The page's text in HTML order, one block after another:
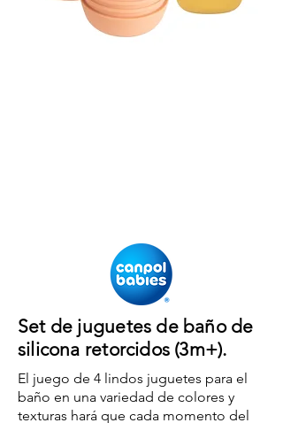
Set de juguetes de baño de
silicona retorcidos (3m+).
El juego de 4 lindos juguetes para el
baño en una variedad de colores y
texturas hará que cada momento del